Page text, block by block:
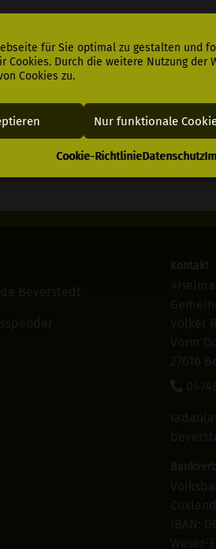
für Sie optimal zu gestalten und
Cookies. Durch die weitere Nutzung der
Cookies zu.
Nur funktionale
Cookie-RichtlinieDatenschutz
Beverstedt
Kontakt
Volker
Vorm
27616
Cuxland
IBAN:
Weser-